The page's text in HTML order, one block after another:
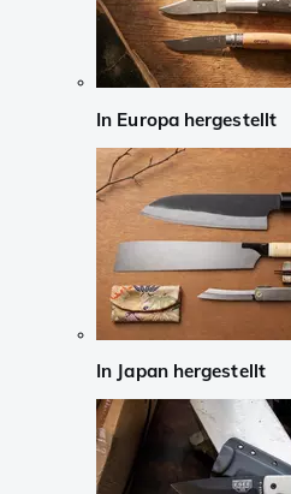
In Europa hergestellt
In Japan hergestellt